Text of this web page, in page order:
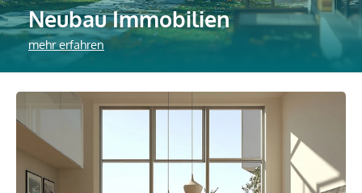
Neubau Immobilien
mehr erfahren